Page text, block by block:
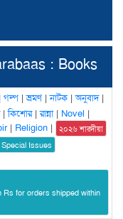
: Books
গল্প |ভ্রমণ|নাটক |অনুবাদ|
|কিশোর|রান্না| Novel |
| Religion |
২০২৬ শারদীয়া
Special Issues
Rs for orders shipped within